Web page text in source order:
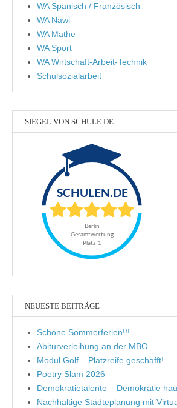
WA Spanisch / Französisch
WA Nawi
WA Mathe
WA Sport
WA Wirtschaft-Arbeit-Technik
Schulsozialarbeit
SIEGEL VON SCHULE.DE
NEUESTE BEITRÄGE
Schöne Sommerferien!!!
Abiturverleihung an der MBO
Modul Golf – Platzreife geschafft!
Poetry Slam 2026
Demokratietalente – Demokratie
Nachhaltige Städteplanung mit